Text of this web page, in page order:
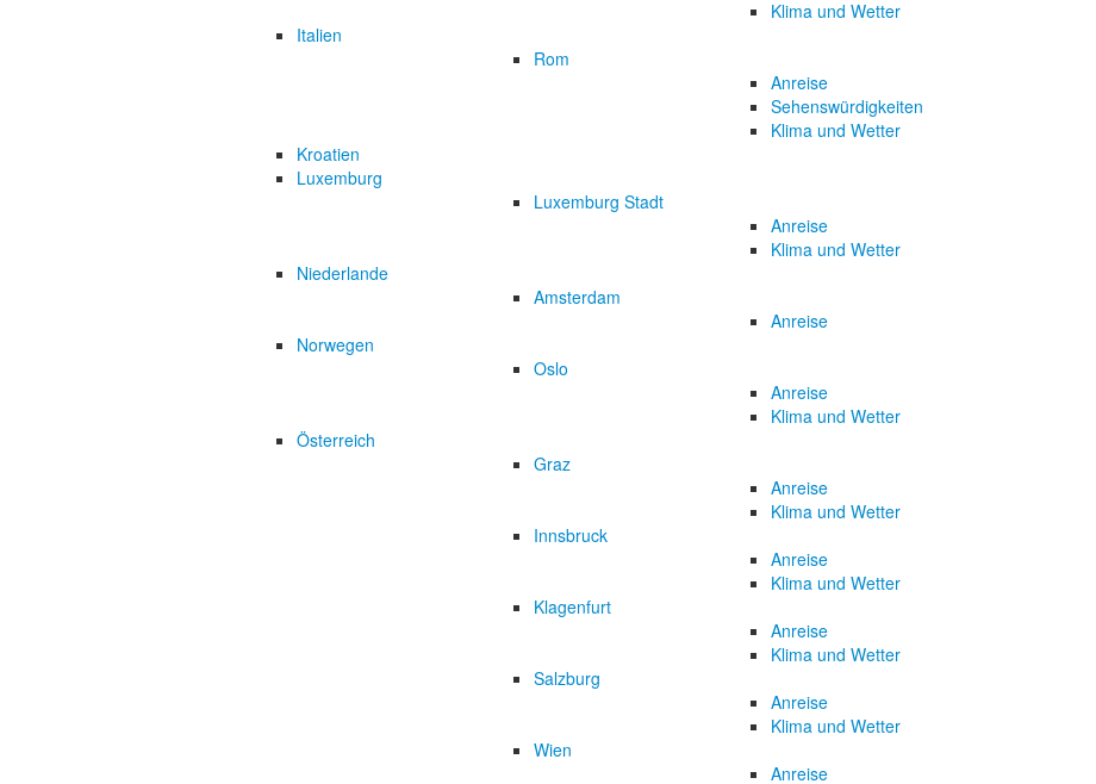
Klima und Wetter
Italien
Rom
Anreise
Sehenswürdigkeiten
Klima und Wetter
Kroatien
Luxemburg
Luxemburg Stadt
Anreise
Klima und Wetter
Niederlande
Amsterdam
Anreise
Norwegen
Oslo
Anreise
Klima und Wetter
Österreich
Graz
Anreise
Klima und Wetter
Innsbruck
Anreise
Klima und Wetter
Klagenfurt
Anreise
Klima und Wetter
Salzburg
Anreise
Klima und Wetter
Wien
Anreise